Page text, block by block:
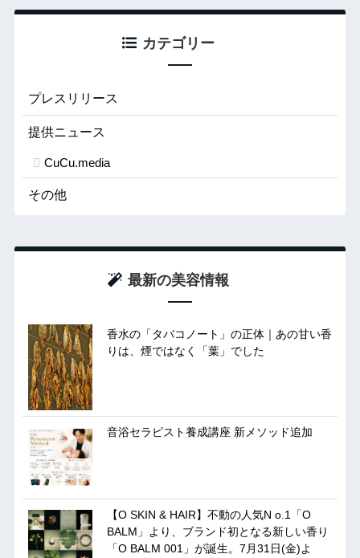
カテゴリー
プレスリリース
提供ニュース
CuCu.media
その他
最新の美容情報
香水の「タバコノート」の正体｜あの甘い香
りは、煙ではなく「葉」でした
音浴セラピスト養成講座 新メソッド追加
【O SKIN & HAIR】不動の人気N o.1「O
BALM」より、ブランド初となる新しい香り
「O BALM 001」が誕生。7月31日(金)よ